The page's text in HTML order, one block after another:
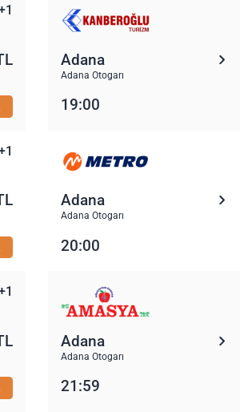
Adana
Adana Otogarı
19:00
Adana
Adana Otogarı
20:00
Adana
Adana Otogarı
21:59